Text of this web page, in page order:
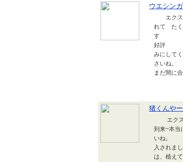
ウエシン
エクス
れて たく
す いし
好評 ウ
みにして
さいね
まだ間
猪くんや
エクス
到来~本
いね。
入され
は、植え